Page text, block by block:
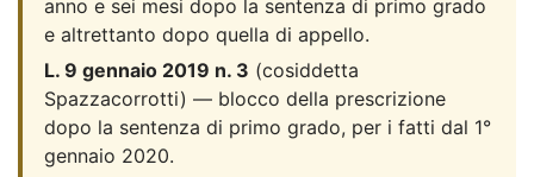
anno e sei mesi dopo la sentenza di primo grado
e altrettanto dopo quella di appello.
L. 9 gennaio 2019 n. 3 (cosiddetta
Spazzacorrotti) — blocco della prescrizione
dopo la sentenza di primo grado, per i fatti dal 1°
gennaio 2020.